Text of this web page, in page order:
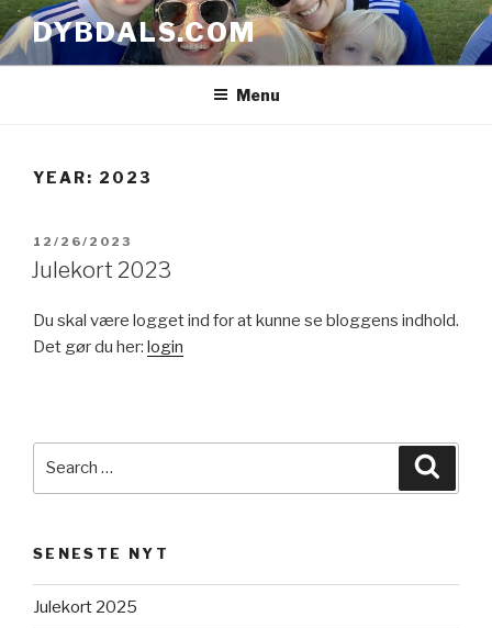
Skip
to
content
DYBDALS.COM
Menu
YEAR: 2023
POSTED
ON
12/26/2023
Julekort 2023
Du skal være logget ind for at kunne se bloggens indhold.
Det gør du her: login
SENESTE NYT
Julekort 2025